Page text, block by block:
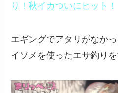
り！秋イカついにヒット！
エギングでアタリがなか
イソメを使ったエサ釣りを